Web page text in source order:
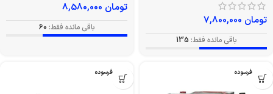
تومان
باقی مانده فقط: 135
تومان
باقی مانده فقط: 60
بدون فرسوده بدون فرسوده